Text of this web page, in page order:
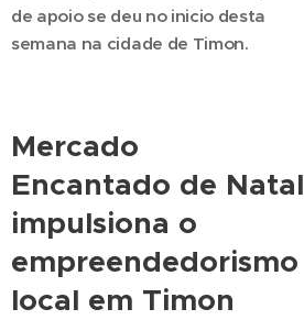
de apoio se deu no inicio desta
semana na cidade de Timon.
Mercado
Encantado de Natal
impulsiona o
empreendedorismo
local em Timon